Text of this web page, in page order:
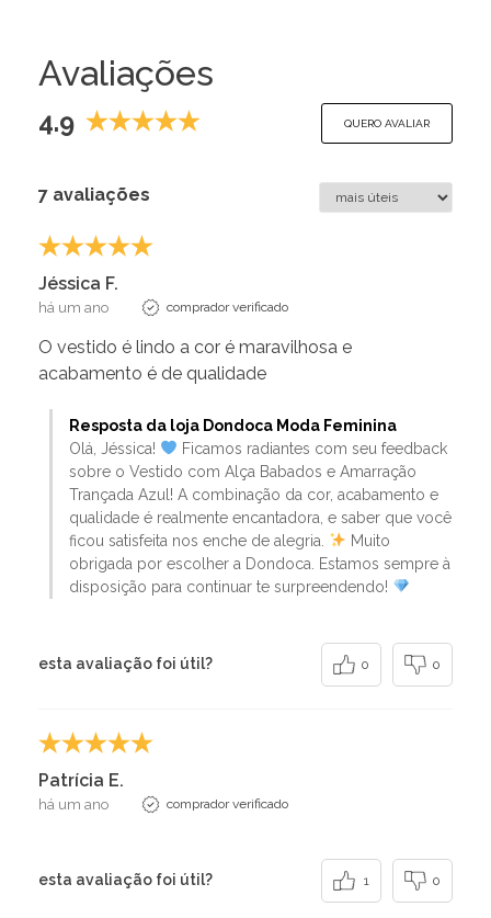
Avaliações
4.9 QUERO AVALIAR
7 avaliações
Jéssica F.
há um ano comprador verificado
O vestido é lindo a cor é maravilhosa e
acabamento é de qualidade
Resposta da loja Dondoca Moda Feminina
Olá, Jéssica!
Ficamos radiantes com seu feedback
sobre o Vestido com Alça Babados e Amarração
Trançada Azul! A combinação da cor, acabamento e
qualidade é realmente encantadora, e saber que você
ficou satisfeita nos enche de alegria.
Muito
obrigada por escolher a Dondoca. Estamos sempre à
disposição para continuar te surpreendendo!
esta avaliação foi útil? 0 0
Patrícia E.
há um ano comprador verificado
esta avaliação foi útil? 1 0